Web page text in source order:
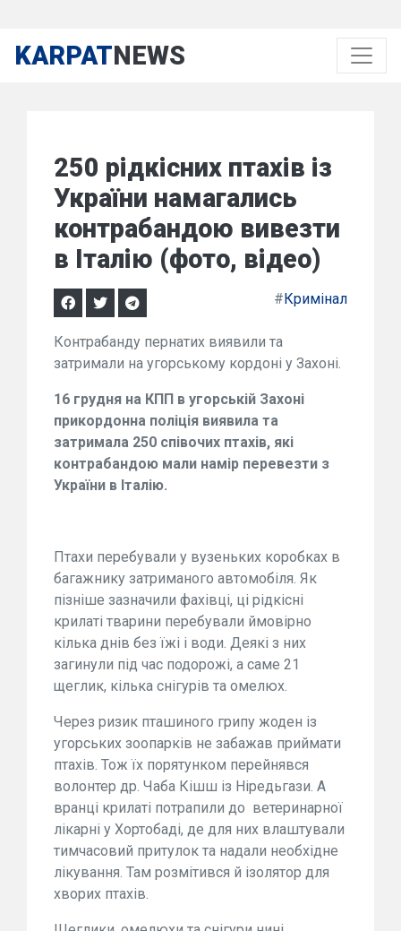
KARPATNEWS
250 рідкісних птахів із
України намагались
контрабандою вивезти
в Італію (фото, відео)
#Кримінал
Контрабанду пернатих виявили та
затримали на угорському кордоні у Захоні.
16 грудня на КПП в угорській Захоні
прикордонна поліція виявила та
затримала 250 співочих птахів, які
контрабандою мали намір перевезти з
України в Італію.
Птахи перебували у вузеньких коробках в
багажнику затриманого автомобіля. Як
пізніше зазначили фахівці, ці рідкісні
крилаті тварини перебували ймовірно
кілька днів без їжі і води. Деякі з них
загинули під час подорожі, а саме 21
щеглик, кілька снігурів та омелюх.
Через ризик пташиного грипу жоден із
угорських зоопарків не забажав приймати
птахів. Тож їх порятунком перейнявся
волонтер др. Чаба Кішш із Ніредьгази. А
вранці крилаті потрапили до ветеринарної
лікарні у Хортобаді, де для них влаштували
тимчасовий притулок та надали необхідне
лікування. Там розмітився й ізолятор для
хворих птахів.